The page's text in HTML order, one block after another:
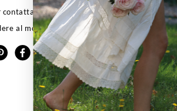
contattarci:
al modulo di contatto
I
Resi
FAQ
CGC
Note